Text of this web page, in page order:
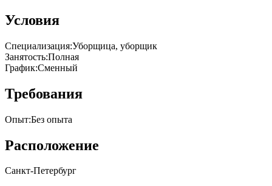
Условия
Специализация:Уборщица, уборщик
Занятость:Полная
График:Сменный
Требования
Опыт:Без опыта
Расположение
Санкт-Петербург